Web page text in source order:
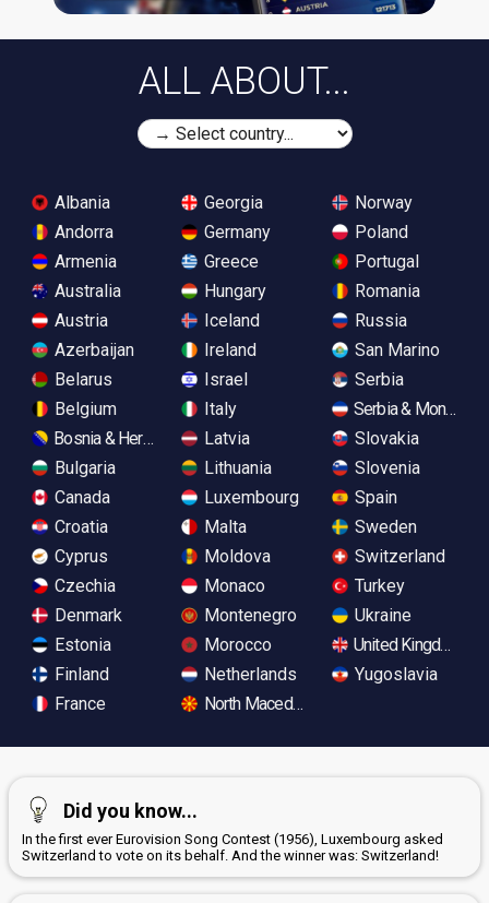
ALL ABOUT...
Albania
Andorra
Armenia
Australia
Austria
Azerbaijan
Belarus
Belgium
Bosnia & Herzegovina
Bulgaria
Canada
Croatia
Cyprus
Czechia
Denmark
Estonia
Finland
France
Georgia
Germany
Greece
Hungary
Iceland
Ireland
Israel
Italy
Latvia
Lithuania
Luxembourg
Malta
Moldova
Monaco
Montenegro
Morocco
Netherlands
North Macedonia
Norway
Poland
Portugal
Romania
Russia
San Marino
Serbia
Serbia &
Slovakia
Slovenia
Spain
Sweden
Switzerland
Turkey
Ukraine
United Kingdom
Yugoslavia
Did you know...
In the first ever Eurovision Song Contest (1956), Luxembourg asked
Switzerland to vote on its behalf. And the winner was: Switzerland!